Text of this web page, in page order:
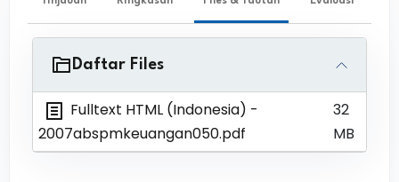
Daftar Files
Fulltext HTML (Indonesia) -
2007abspmkeuangan050.pdf
32
MB